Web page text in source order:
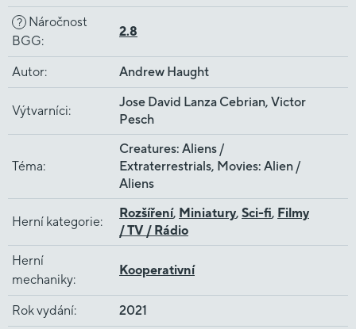
?
Náročnost
BGG:
2.8
Autor: Andrew Haught
Výtvarníci:
Jose David Lanza Cebrian, Victor
Pesch
Téma:
Creatures: Aliens /
Extraterrestrials, Movies: Alien /
Aliens
Herní kategorie:
Rozšíření, Miniatury, Sci-fi, Filmy
/ TV / Rádio
Herní
mechaniky:
Kooperativní
Rok vydání: 2021